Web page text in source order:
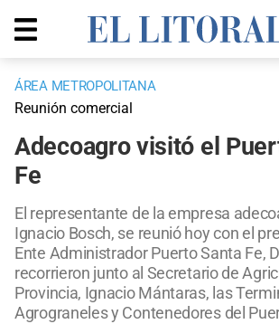
ÁREA METROPOLITANA
Reunión comercial
Adecoagro visitó el
Fe
El representante de la empresa
Ignacio Bosch, se reunió hoy con el
Ente Administrador Puerto Santa Fe,
recorrieron junto al Secretario de
Provincia, Ignacio Mántaras, las
Agrograneles y Contenedores del